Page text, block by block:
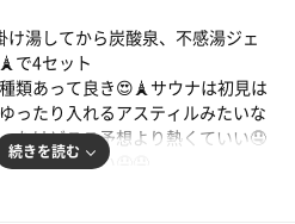
乗りまくりで🏆
湯してから炭酸泉、不感湯ジェ
で4セット
類あって良き😍🗼サウナは初見は
ったり入れるアスティルみたいな
たけどここ予想より熱くていい🤤
わるのもいい🤤🤤
ウリュ入って度肝抜かれる😳空い
続きを読む